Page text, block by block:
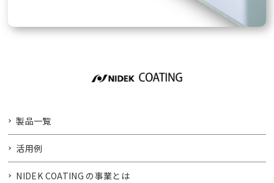
製品一覧
活用例
NIDEK COATING の事業とは